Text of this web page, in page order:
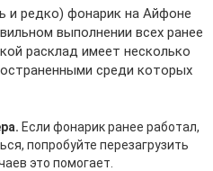
и редко) фонарик на Айфоне
выполнении всех ранее
расклад имеет несколько
среди которых
Если фонарик ранее работал,
попробуйте перезагрузить
это помогает.